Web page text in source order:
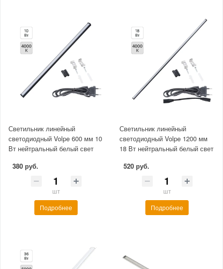
Светильник линейный
светодиодный Volpe 600 мм 10
Вт нейтральный белый свет
380 руб.
шт
Подробнее
Светильник линейный
светодиодный Volpe 1200 мм
18 Вт нейтральный белый свет
520 руб.
шт
Подробнее